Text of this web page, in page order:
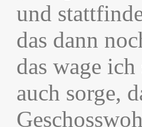
und
das dann
das wage
auch sorge,